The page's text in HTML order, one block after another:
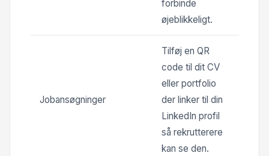
forbinde
øjeblikkeligt.
Jobansøgninger
Tilføj en QR
code til dit CV
eller portfolio
der linker til din
LinkedIn profil
så rekrutterere
kan se den.